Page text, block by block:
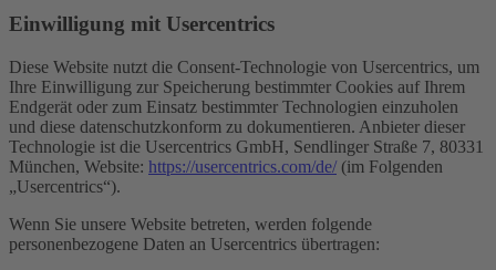
Einwilligung mit Usercentrics
Diese Website nutzt die Consent-Technologie von Usercentrics, um
Ihre Einwilligung zur Speicherung bestimmter Cookies auf Ihrem
Endgerät oder zum Einsatz bestimmter Technologien einzuholen
und diese datenschutzkonform zu dokumentieren. Anbieter dieser
Technologie ist die Usercentrics GmbH, Sendlinger Straße 7, 80331
München, Website: https://usercentrics.com/de/ (im Folgenden
„Usercentrics“).
Wenn Sie unsere Website betreten, werden folgende
personenbezogene Daten an Usercentrics übertragen: